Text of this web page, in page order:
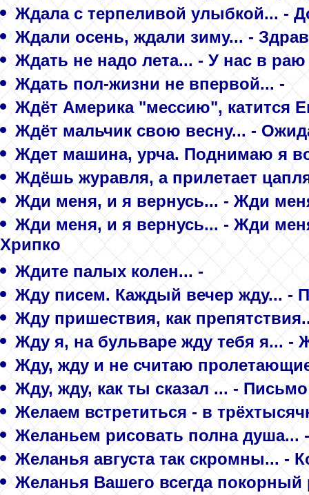
Ждала с терпеливой улыбкой... -
Ждали осень, ждали зиму... -
Ждать не надо лета... - У нас в раю
Ждать пол-жизни не впервой... -
Ждёт Америка "мессию", катится
Ждёт мальчик свою весну... -
Ждет машина, урча. Поднимаю я
Ждёшь журавля, а прилетает
Жди меня, и я вернусь... - Жди
Жди меня, и я вернусь... - Жди
Хрипко
Ждите палых колен... -
Жду писем. Каждый вечер жду... -
Жду пришествия, как
Жду я, на бульваре жду тебя я... -
Жду, жду и не считаю
Жду, жду, как ты сказал ... -
Желаем встретиться - в
Желаньем рисовать полна душа...
Желанья августа так скромны... -
Желанья Вашего всегда покорный